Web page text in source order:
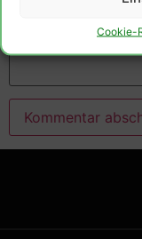
Cookie-
Bitte gib eine